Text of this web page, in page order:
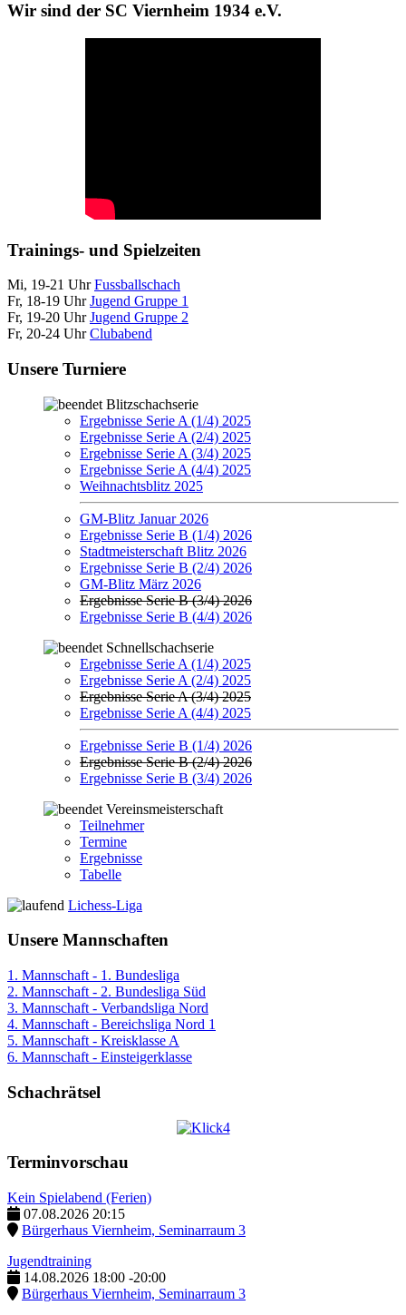
Wir sind der SC Viernheim 1934 e.V.
Trainings- und Spielzeiten
Mi, 19-21 UhrFussballschach
Fr, 18-19 UhrJugend Gruppe 1
Fr, 19-20 UhrJugend Gruppe 2
Fr, 20-24 UhrClubabend
Unsere Turniere
Blitzschachserie
Ergebnisse Serie A (1/4) 2025
Ergebnisse Serie A (2/4) 2025
Ergebnisse Serie A (3/4) 2025
Ergebnisse Serie A (4/4) 2025
Weihnachtsblitz 2025
GM-Blitz Januar 2026
Ergebnisse Serie B (1/4) 2026
Stadtmeisterschaft Blitz 2026
Ergebnisse Serie B (2/4) 2026
GM-Blitz März 2026
Ergebnisse Serie B (3/4) 2026
Ergebnisse Serie B (4/4) 2026
Schnellschachserie
Ergebnisse Serie A (1/4) 2025
Ergebnisse Serie A (2/4) 2025
Ergebnisse Serie A (3/4) 2025
Ergebnisse Serie A (4/4) 2025
Ergebnisse Serie B (1/4) 2026
Ergebnisse Serie B (2/4) 2026
Ergebnisse Serie B (3/4) 2026
Vereinsmeisterschaft
Teilnehmer
Termine
Ergebnisse
Tabelle
Lichess-Liga
Unsere Mannschaften
1. Mannschaft - 1. Bundesliga
2. Mannschaft - 2. Bundesliga Süd
3. Mannschaft - Verbandsliga Nord
4. Mannschaft - Bereichsliga Nord 1
5. Mannschaft - Kreisklasse A
6. Mannschaft - Einsteigerklasse
Schachrätsel
Terminvorschau
Kein Spielabend (Ferien)
07.08.2026 20:15
Bürgerhaus Viernheim, Seminarraum 3
Jugendtraining
14.08.2026 18:00 -20:00
Bürgerhaus Viernheim, Seminarraum 3